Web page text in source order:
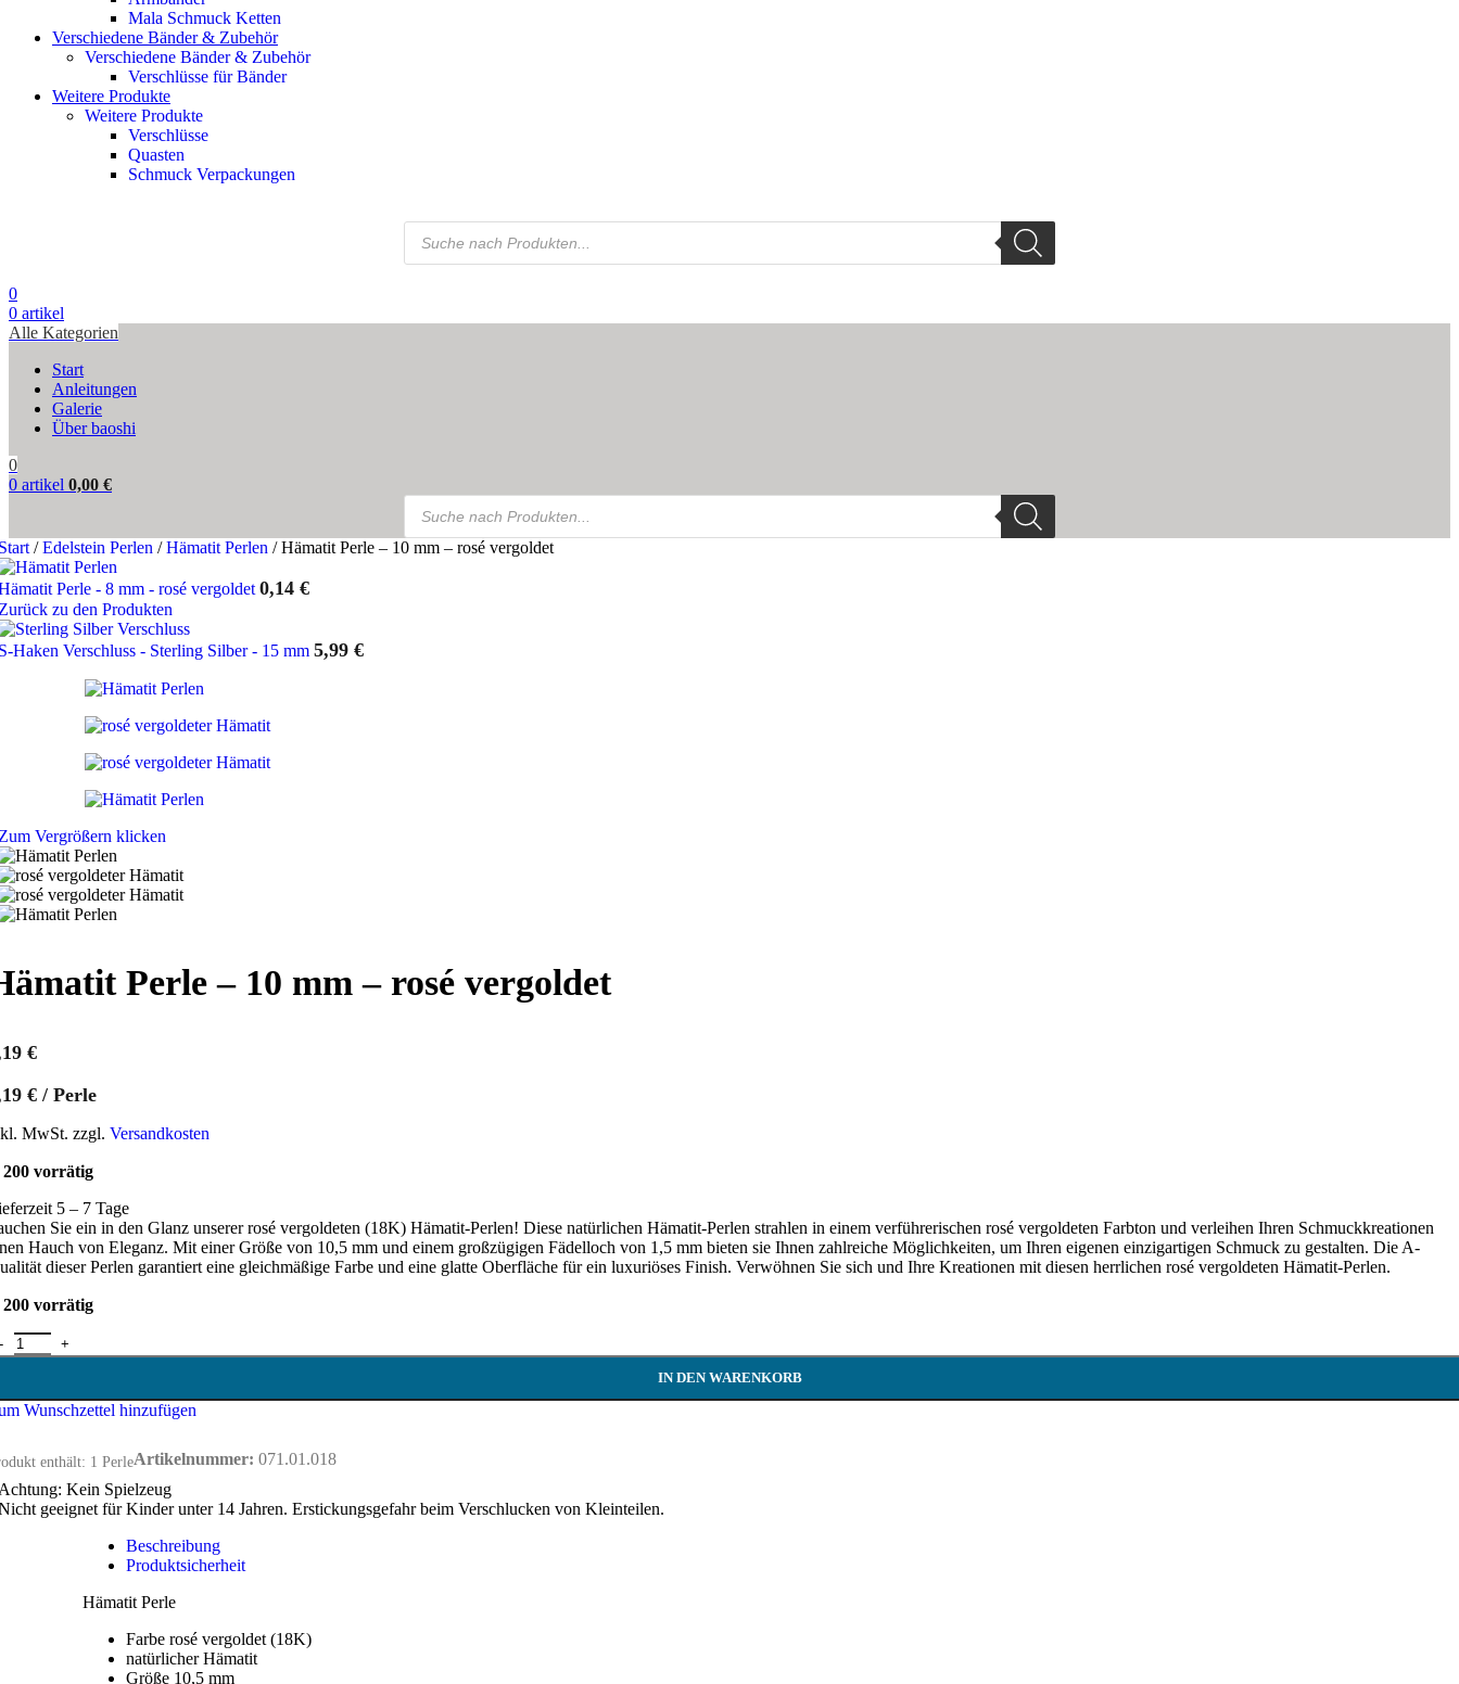
Mala Schmuck Ketten
Verschiedene Bänder & Zubehör
Verschiedene Bänder & Zubehör
Verschlüsse für Bänder
Weitere Produkte
Weitere Produkte
Verschlüsse
Quasten
Schmuck Verpackungen
Products
search
0
0 artikel
Alle Kategorien
Start
Anleitungen
Galerie
Über baoshi
0
0 artikel 0,00 €
Products
search
/ Edelstein Perlen / Hämatit Perlen / Hämatit Perle – 10 mm – rosé vergoldet
Perle - 8 mm - rosé vergoldet 0,14 €
zu den Produkten
Haken Verschluss - Sterling Silber - 15 mm 5,99 €
Vergrößern klicken
Perle – 10 mm – rosé vergoldet
€
€ / Perle
MwSt. zzgl. Versandkosten
200 vorrätig
5 – 7 Tage
Sie ein in den Glanz unserer rosé vergoldeten (18K) Hämatit-Perlen! Diese natürlichen Hämatit-Perlen strahlen in einem verführerischen rosé vergoldeten Farbton und verleihen Ihren Schmuckkreationen
Hauch von Eleganz. Mit einer Größe von 10,5 mm und einem großzügigen Fädelloch von 1,5 mm bieten sie Ihnen zahlreiche Möglichkeiten, um Ihren eigenen einzigartigen Schmuck zu gestalten. Die A-
dieser Perlen garantiert eine gleichmäßige Farbe und eine glatte Oberfläche für ein luxuriöses Finish. Verwöhnen Sie sich und Ihre Kreationen mit diesen herrlichen rosé vergoldeten Hämatit-Perlen.
200 vorrätig
Perle - 10 mm - rosé vergoldet Menge
IN DEN WARENKORB
Wunschzettel hinzufügen
enthält: 1 PerleArtikelnummer: 071.01.018
Kein Spielzeug
geeignet für Kinder unter 14 Jahren. Erstickungsgefahr beim Verschlucken von Kleinteilen.
Beschreibung
Produktsicherheit
Hämatit Perle
Farbe rosé vergoldet (18K)
natürlicher Hämatit
Größe 10,5 mm